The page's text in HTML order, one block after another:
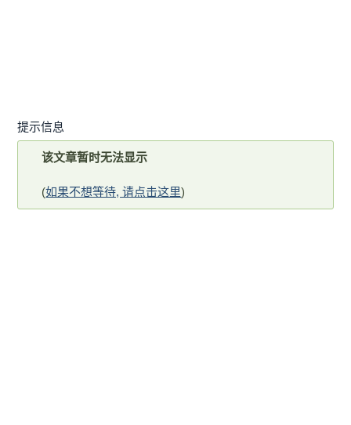
提示信息
该文章暂时无法显示
(如果不想等待, 请点击这里)